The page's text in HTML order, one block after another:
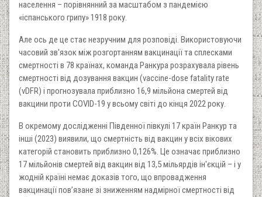
населення – порівнянний за масштабом з пандемією
«іспанського грипу» 1918 року.
Але ось де це стає незручним для розповіді. Використовуючи
часовий зв'язок між розгортанням вакцинації та сплесками
смертності в 78 країнах, команда Ранкура розрахувала рівень
смертності від дозування вакцин (vaccine-dose fatality rate
(vDFR) і прогнозувала приблизно 16,9 мільйона смертей від
вакцини проти COVID-19 у всьому світі до кінця 2022 року.
В окремому дослідженні Південної півкулі 17 країн Ранкур та
інші (2023) виявили, що смертність від вакцин у всіх вікових
категорій становить приблизно 0,126%. Це означає приблизно
17 мільйонів смертей від вакцин від 13,5 мільярдів ін'єкцій – і у
жодній країні немає доказів того, що впровадження
вакцинації пов’язане зі зниженням надмірної смертності від